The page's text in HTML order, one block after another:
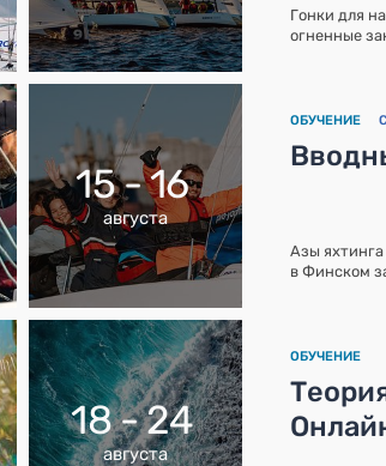
Гонки для
огненные
15 - 16
августа
ОБУЧЕНИЕ
Азы
в Финском
18 - 24
августа
ОБУЧЕНИЕ